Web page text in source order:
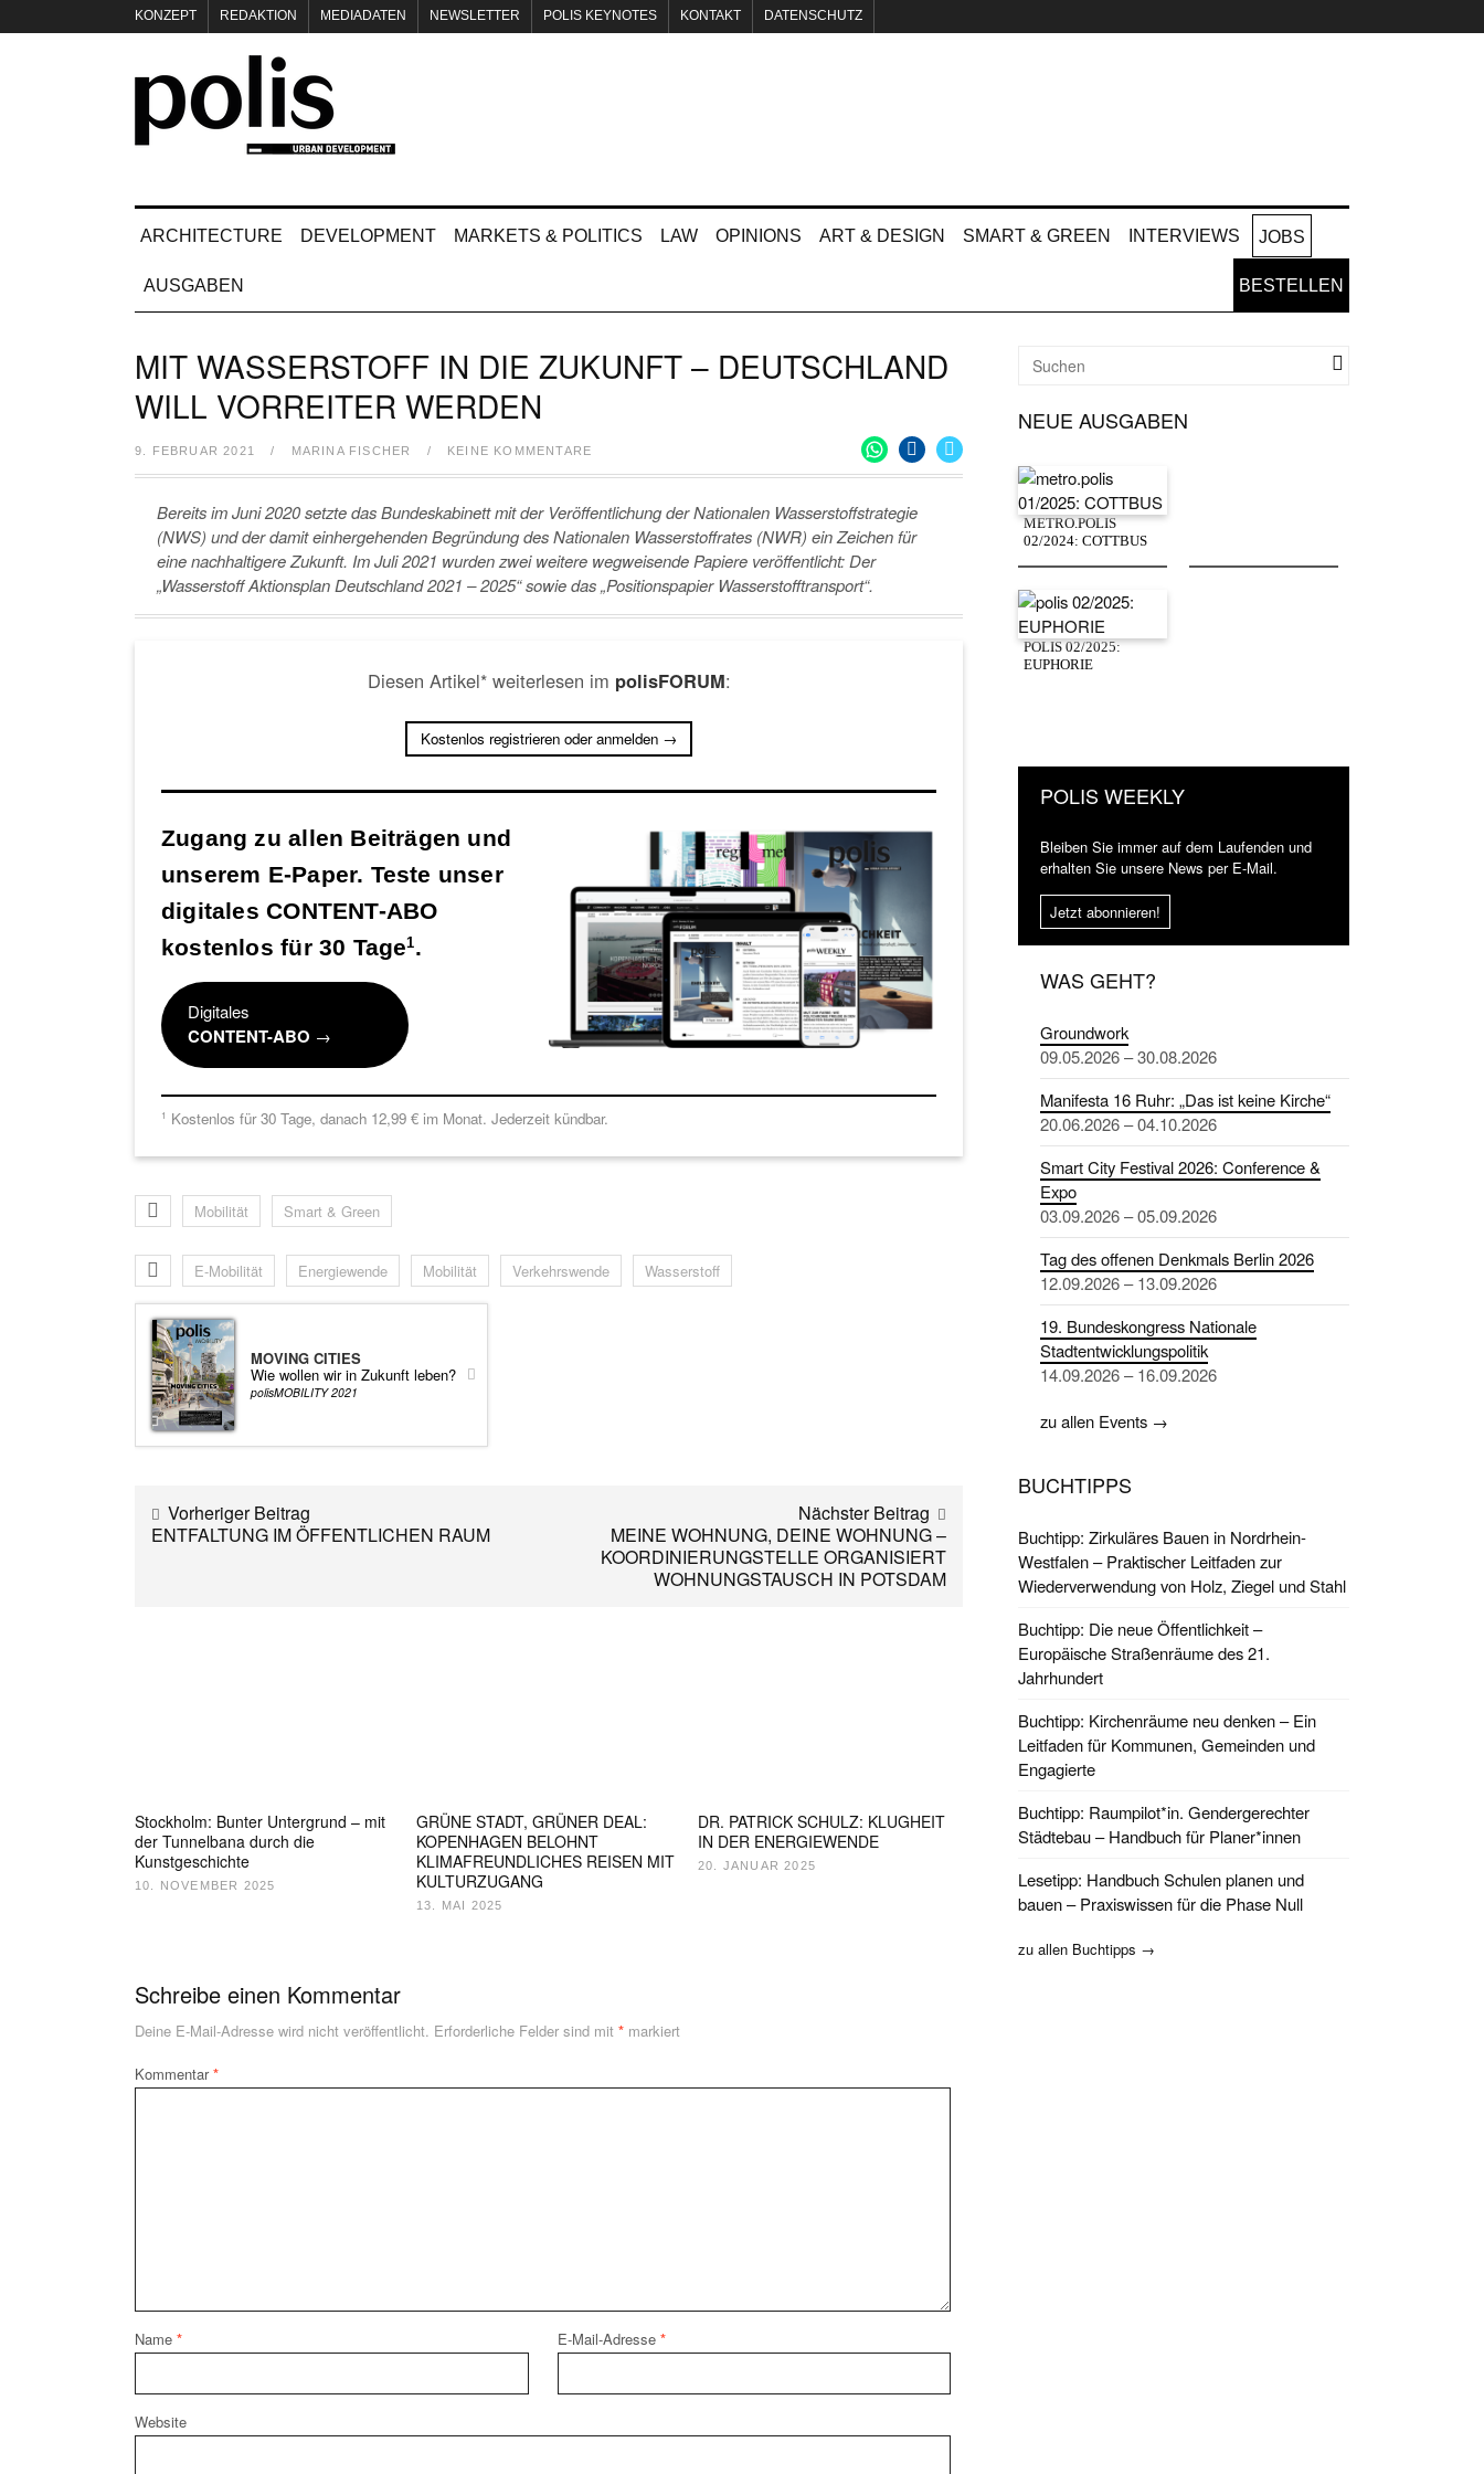
KONZEPT REDAKTION MEDIADATEN NEWSLETTER POLIS KEYNOTES KONTAKT DATENSCHUTZ
ARCHITECTURE DEVELOPMENT MARKETS & POLITICS LAW OPINIONS ART & DESIGN SMART & GREEN INTERVIEWS JOBS
AUSGABEN BESTELLEN
MIT WASSERSTOFF IN DIE ZUKUNFT – DEUTSCHLAND
WILL VORREITER WERDEN
9. FEBRUAR 2021 / MARINA FISCHER / KEINE KOMMENTARE
Bereits im Juni 2020 setzte das Bundeskabinett mit der Veröffentlichung der Nationalen Wasserstoffstrategie
(NWS) und der damit einhergehenden Begründung des Nationalen Wasserstoffrates (NWR) ein Zeichen für
eine nachhaltigere Zukunft. Im Juli 2021 wurden zwei weitere wegweisende Papiere veröffentlicht: Der
„Wasserstoff Aktionsplan Deutschland 2021 – 2025“ sowie das „Positionspapier Wasserstofftransport“.
Diesen Artikel* weiterlesen im polisFORUM:
Kostenlos registrieren oder anmelden →
Zugang zu allen Beiträgen und
unserem E-Paper. Teste unser
digitales CONTENT-ABO
kostenlos für 30 Tage1.
Digitales
CONTENT-ABO →
1 Kostenlos für 30 Tage, danach 12,99 € im Monat. Jederzeit kündbar.
Mobilität Smart & Green
E-Mobilität Energiewende Mobilität Verkehrswende Wasserstoff
MOVING CITIES
Wie wollen wir in Zukunft leben?
polisMOBILITY 2021
Vorheriger Beitrag
ENTFALTUNG IM ÖFFENTLICHEN RAUM
Nächster Beitrag
MEINE WOHNUNG, DEINE WOHNUNG –
KOORDINIERUNGSTELLE ORGANISIERT
WOHNUNGSTAUSCH IN POTSDAM
Stockholm: Bunter Untergrund – mit
der Tunnelbana durch die
Kunstgeschichte
10. NOVEMBER 2025
GRÜNE STADT, GRÜNER DEAL:
KOPENHAGEN BELOHNT
KLIMAFREUNDLICHES REISEN MIT
KULTURZUGANG
13. MAI 2025
DR. PATRICK SCHULZ: KLUGHEIT
IN DER ENERGIEWENDE
20. JANUAR 2025
Schreibe einen Kommentar
Deine E-Mail-Adresse wird nicht veröffentlicht. Erforderliche Felder sind mit * markiert
Kommentar*
Name * E-Mail-Adresse *
Website
NEUE AUSGABEN
METRO.POLIS
02/2024: COTTBUS
POLIS 02/2025:
EUPHORIE
POLIS WEEKLY
Bleiben Sie immer auf dem Laufenden und
erhalten Sie unsere News per E-Mail.
Jetzt abonnieren!
WAS GEHT?
Groundwork
09.05.2026 – 30.08.2026
Manifesta 16 Ruhr: „Das ist keine Kirche“
20.06.2026 – 04.10.2026
Smart City Festival 2026: Conference &
Expo
03.09.2026 – 05.09.2026
Tag des offenen Denkmals Berlin 2026
12.09.2026 – 13.09.2026
19. Bundeskongress Nationale
Stadtentwicklungspolitik
14.09.2026 – 16.09.2026
zu allen Events →
BUCHTIPPS
Buchtipp: Zirkuläres Bauen in Nordrhein-
Westfalen – Praktischer Leitfaden zur
Wiederverwendung von Holz, Ziegel und Stahl
Buchtipp: Die neue Öffentlichkeit –
Europäische Straßenräume des 21.
Jahrhundert
Buchtipp: Kirchenräume neu denken – Ein
Leitfaden für Kommunen, Gemeinden und
Engagierte
Buchtipp: Raumpilot*in. Gendergerechter
Städtebau – Handbuch für Planer*innen
Lesetipp: Handbuch Schulen planen und
bauen – Praxiswissen für die Phase Null
zu allen Buchtipps →